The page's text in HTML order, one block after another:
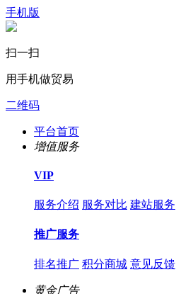
手机版
扫一扫
用手机做贸易
二维码
平台首页
增值服务
VIP
服务介绍 服务对比 建站服务
推广服务
排名推广 积分商城 意见反馈
黄金广告